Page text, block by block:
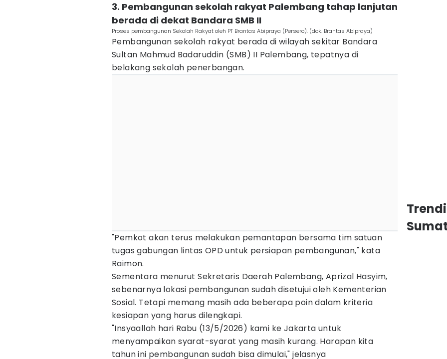
3. Pembangunan sekolah rakyat Palembang tahap lanjutan
berada di dekat Bandara SMB II
Proses pembangunan Sekolah Rakyat oleh PT Brantas Abipraya (Persero). (dok. Brantas Abipraya)
Pembangunan sekolah rakyat berada di wilayah sekitar Bandara
Sultan Mahmud Badaruddin (SMB) II Palembang, tepatnya di
belakang sekolah penerbangan.
"Pemkot akan terus melakukan pemantapan bersama tim satuan
tugas gabungan lintas OPD untuk persiapan pembangunan," kata
Raimon.
Sementara menurut Sekretaris Daerah Palembang, Aprizal Hasyim,
sebenarnya lokasi pembangunan sudah disetujui oleh Kementerian
Sosial. Tetapi memang masih ada beberapa poin dalam kriteria
kesiapan yang harus dilengkapi.
"Insyaallah hari Rabu (13/5/2026) kami ke Jakarta untuk
menyampaikan syarat-syarat yang masih kurang. Harapan kita
tahun ini pembangunan sudah bisa dimulai," jelasnya